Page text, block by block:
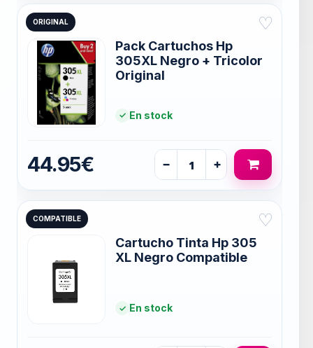
ORIGINAL ♡
Pack Cartuchos Hp
305XL Negro + Tricolor
Original
En stock
44.95€ − +
COMPATIBLE ♡
Cartucho Tinta Hp 305
XL Negro Compatible
En stock